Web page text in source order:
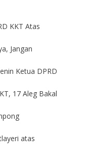
KKT Atas
Jangan
Ketua DPRD
17 Aleg Bakal
atas